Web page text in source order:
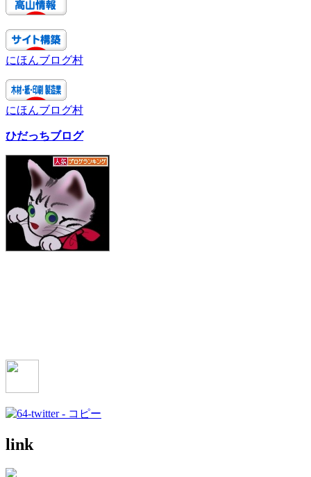
にほんブログ村
にほんブログ村
ひだっちブログ
link